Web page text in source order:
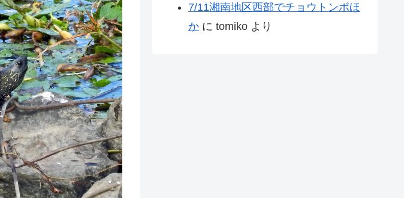
7/11湘南地区西部でチョウトンボほ
か に tomiko より